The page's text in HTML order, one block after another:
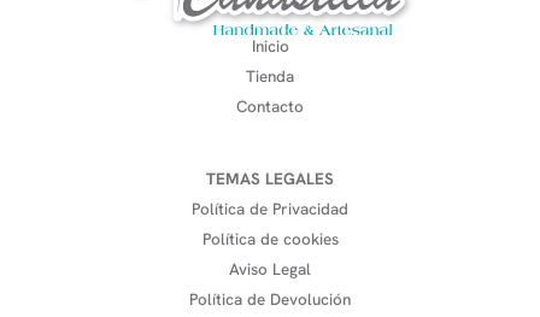
Inicio
Tienda
Contacto
TEMAS LEGALES
Política de Privacidad
Política de cookies
Aviso Legal
Política de Devolución